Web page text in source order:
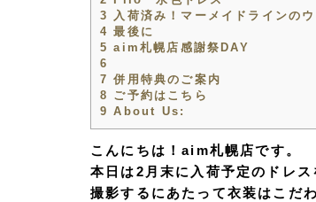
3 入荷済み！マーメイドラインの
4 最後に
5 aim札幌店感謝祭DAY
6
7 併用特典のご案内
8 ご予約はこちら
9 About Us:
こんにちは！aim札幌店です。
本日は2月末に入荷予定のドレ
撮影するにあたって衣装はこだ